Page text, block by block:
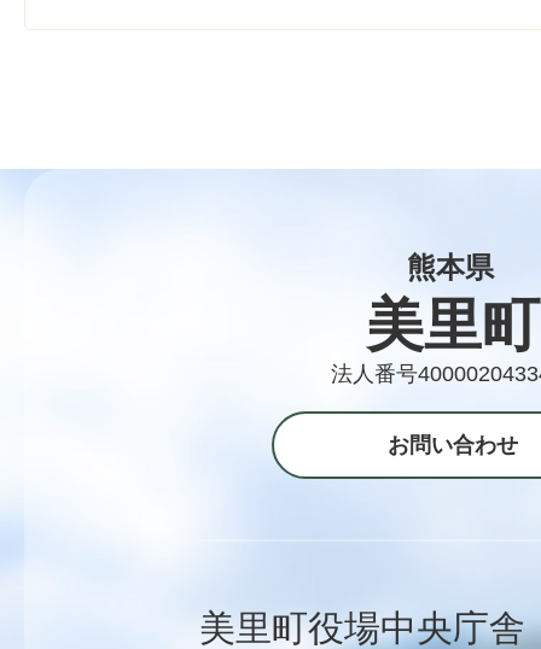
熊本県
美里町
法人番号
お問い合わせ
美里町役場中央庁舎